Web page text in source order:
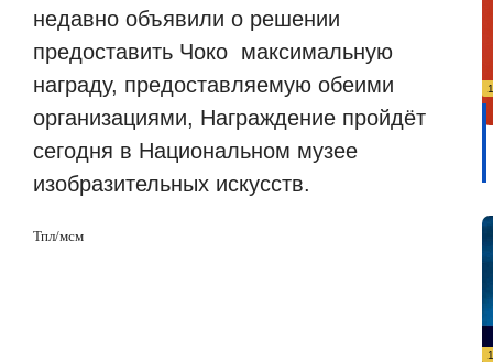
недавно объявили о решении
предоставить Чоко максимальную
награду, предоставляемую обеими
организациями, Награждение пройдёт
сегодня в Национальном музее
изобразительных искусств.
Тпл/мсм